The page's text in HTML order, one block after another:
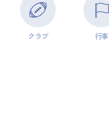
クラブ 行事